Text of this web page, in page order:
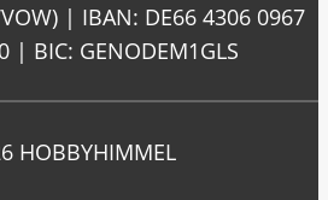
| IBAN: DE66 4306 0967
| BIC: GENODEM1GLS
HOBBYHIMMEL